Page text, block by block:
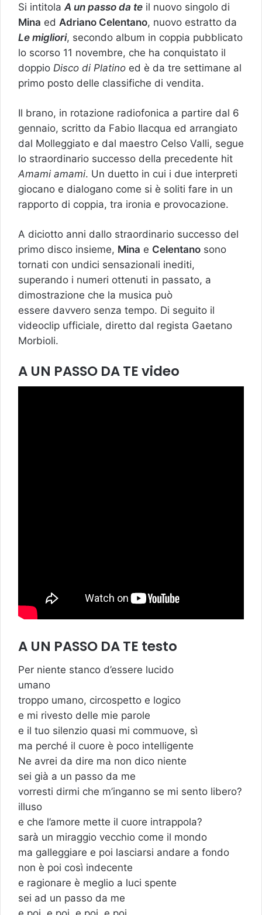
Si intitola A un passo da te il nuovo singolo di
Mina ed Adriano Celentano, nuovo estratto da
Le migliori, secondo album in coppia pubblicato
lo scorso 11 novembre, che ha conquistato il
doppio Disco di Platino ed è da tre settimane al
primo posto delle classifiche di vendita.
Il brano, in rotazione radiofonica a partire dal 6
gennaio, scritto da Fabio Ilacqua ed arrangiato
dal Molleggiato e dal maestro Celso Valli, segue
lo straordinario successo della precedente hit
Amami amami. Un duetto in cui i due interpreti
giocano e dialogano come si è soliti fare in un
rapporto di coppia, tra ironia e provocazione.
A diciotto anni dallo straordinario successo del
primo disco insieme, Mina e Celentano sono
tornati con undici sensazionali inediti,
superando i numeri ottenuti in passato, a
dimostrazione che la musica può
essere davvero senza tempo. Di seguito il
videoclip ufficiale, diretto dal regista Gaetano
Morbioli.
A UN PASSO DA TE video
A UN PASSO DA TE testo
Per niente stanco d’essere lucido
umano
troppo umano, circospetto e logico
e mi rivesto delle mie parole
e il tuo silenzio quasi mi commuove, sì
ma perché il cuore è poco intelligente
Ne avrei da dire ma non dico niente
sei già a un passo da me
vorresti dirmi che m’inganno se mi sento libero?
illuso
e che l’amore mette il cuore intrappola?
sarà un miraggio vecchio come il mondo
ma galleggiare e poi lasciarsi andare a fondo
non è poi così indecente
e ragionare è meglio a luci spente
sei ad un passo da me